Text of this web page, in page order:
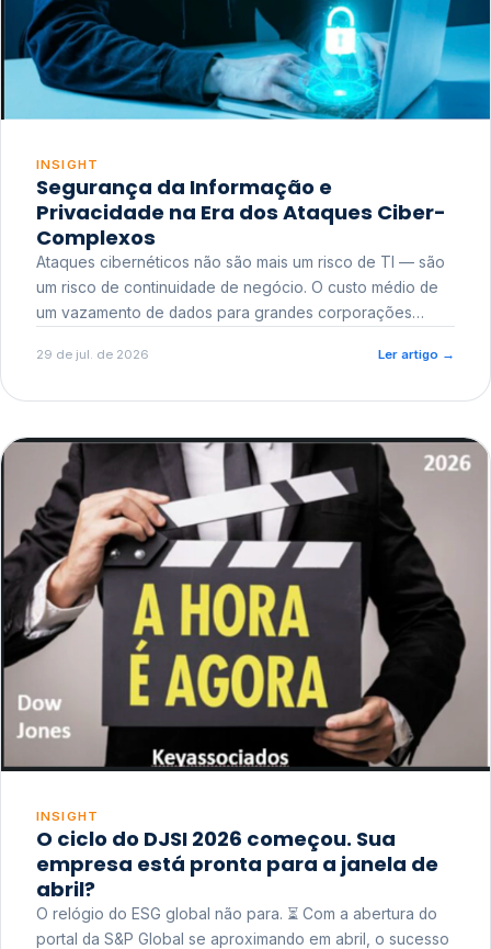
INSIGHT
Segurança da Informação e
Privacidade na Era dos Ataques Ciber-
Complexos
Ataques cibernéticos não são mais um risco de TI — são
um risco de continuidade de negócio. O custo médio de
um vazamento de dados para grandes corporações
reputacional e o risco regulatório junto a órgãos como a
29 de jul. de 2026 Ler artigo →
INSIGHT
O ciclo do DJSI 2026 começou. Sua
empresa está pronta para a janela de
abril?
O relógio do ESG global não para. ⏳ Com a abertura do
portal da S&P Global se aproximando em abril, o sucesso